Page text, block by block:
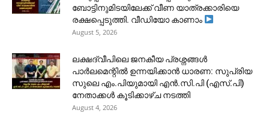
ബോട്ടിനുമിടയിലേക്ക് വീണ യാത്രക്കാരിയെ
രക്ഷപ്പെടുത്തി. വീഡിയോ കാണാം
August 5, 2026
ലക്ഷദ്വീപിലെ ജനകീയ പ്രശ്നങ്ങൾ
പാർലമെന്റിൽ ഉന്നയിക്കാൻ ധാരണ: സുപ്രിയ
സുലെ എം.പിയുമായി എൻ.സി.പി (എസ്.പി)
നേതാക്കൾ കൂടിക്കാഴ്ച നടത്തി
August 4, 2026